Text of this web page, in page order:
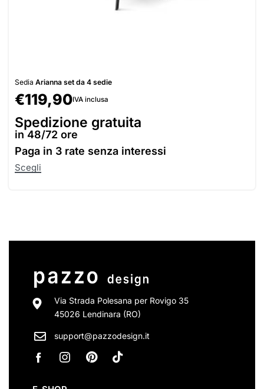
Sedia Arianna set da 4 sedie
€119,90IVA inclusa
Spedizione gratuita
in 48/72 ore
Paga in 3 rate senza interessi
Scegli
Via Strada Polesana per Rovigo 35
45026 Lendinara (RO)
support@pazzodesign.it